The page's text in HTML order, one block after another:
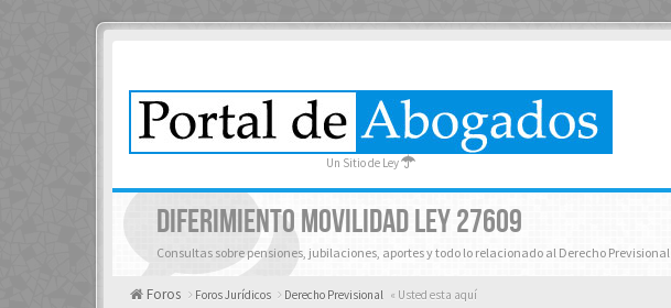
Un Sitio de Ley
DIFERIMIENTO MOVILIDAD LEY 27609
Consultas sobre pensiones, jubilaciones, aportes y todo lo relacionado al Derecho Previsional
Foros Foros Jurídicos Derecho Previsional « Usted esta aquí